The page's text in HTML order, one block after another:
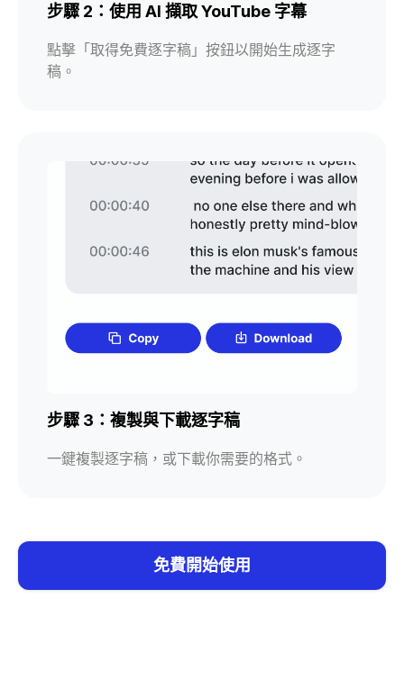
步驟 2：使用 AI 擷取 YouTube 字幕
點擊「取得免費逐字稿」按鈕以開始生成逐字
稿。
步驟 3：複製與下載逐字稿
一鍵複製逐字稿，或下載你需要的格式。
免費開始使用